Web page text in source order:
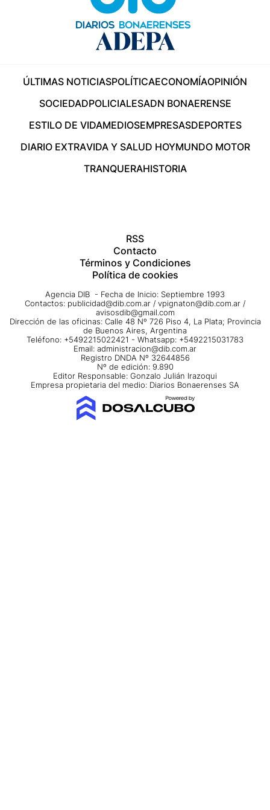
ÚLTIMAS NOTICIASPOLÍTICAECONOMÍAOPINIÓN
SOCIEDADPOLICIALESADN BONAERENSE
ESTILO DE VIDAMEDIOSEMPRESASDEPORTES
DIARIO EXTRAVIDA Y SALUD HOYMUNDO MOTOR
TRANQUERAHISTORIA
RSS
Contacto
Términos y Condiciones
Política de cookies
Agencia DIB - Fecha de Inicio: Septiembre 1993
Contactos: publicidad@dib.com.ar / vpignaton@dib.com.ar /
avisosdib@gmail.com
Dirección de las oficinas: Calle 48 Nº 726 Piso 4, La Plata; Provincia
de Buenos Aires, Argentina
Teléfono: +5492215022421 - Whatsapp: +5492215031783
Email: administracion@dib.com.ar
Registro DNDA Nº 32644856
Nº de edición: 9.890
Editor Responsable: Gonzalo Julián Irazoqui
Empresa propietaria del medio: Diarios Bonaerenses SA